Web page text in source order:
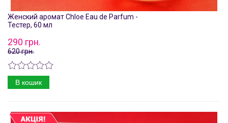
Женский аромат Chloe Eau de Parfum -
Тестер, 60 мл
290 грн.
620 грн.
В кошик